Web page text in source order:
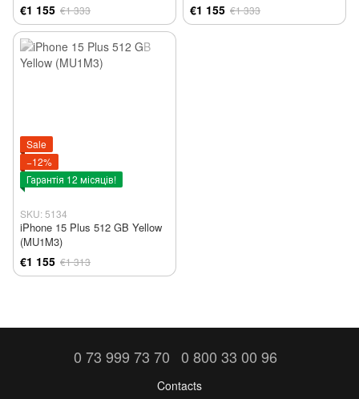
€1 155 €1 333 €1 155 €1 333
Sale
−12%
Гарантія 12 місяців!
SKU: 5134
iPhone 15 Plus 512 GB Yellow
(MU1M3)
€1 155 €1 313
0 73 999 73 70 0 800 33 00 96
Contacts